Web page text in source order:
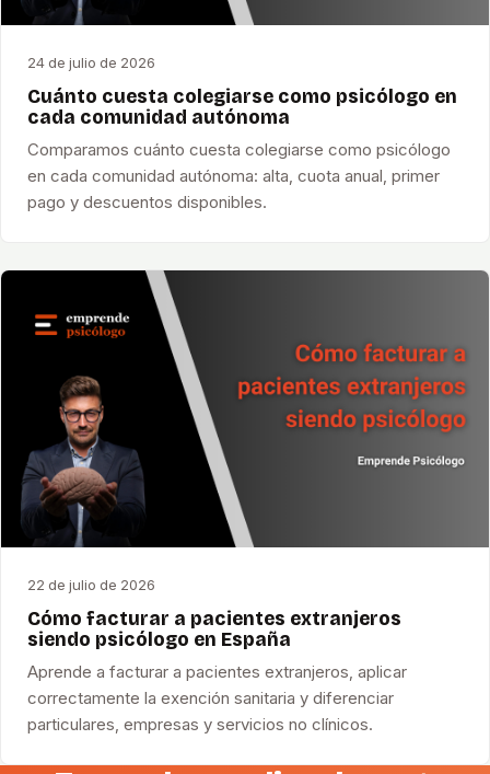
24 de julio de 2026
Cuánto cuesta colegiarse como psicólogo en
cada comunidad autónoma
Comparamos cuánto cuesta colegiarse como psicólogo
en cada comunidad autónoma: alta, cuota anual, primer
pago y descuentos disponibles.
22 de julio de 2026
Cómo facturar a pacientes extranjeros
siendo psicólogo en España
Aprende a facturar a pacientes extranjeros, aplicar
correctamente la exención sanitaria y diferenciar
particulares, empresas y servicios no clínicos.